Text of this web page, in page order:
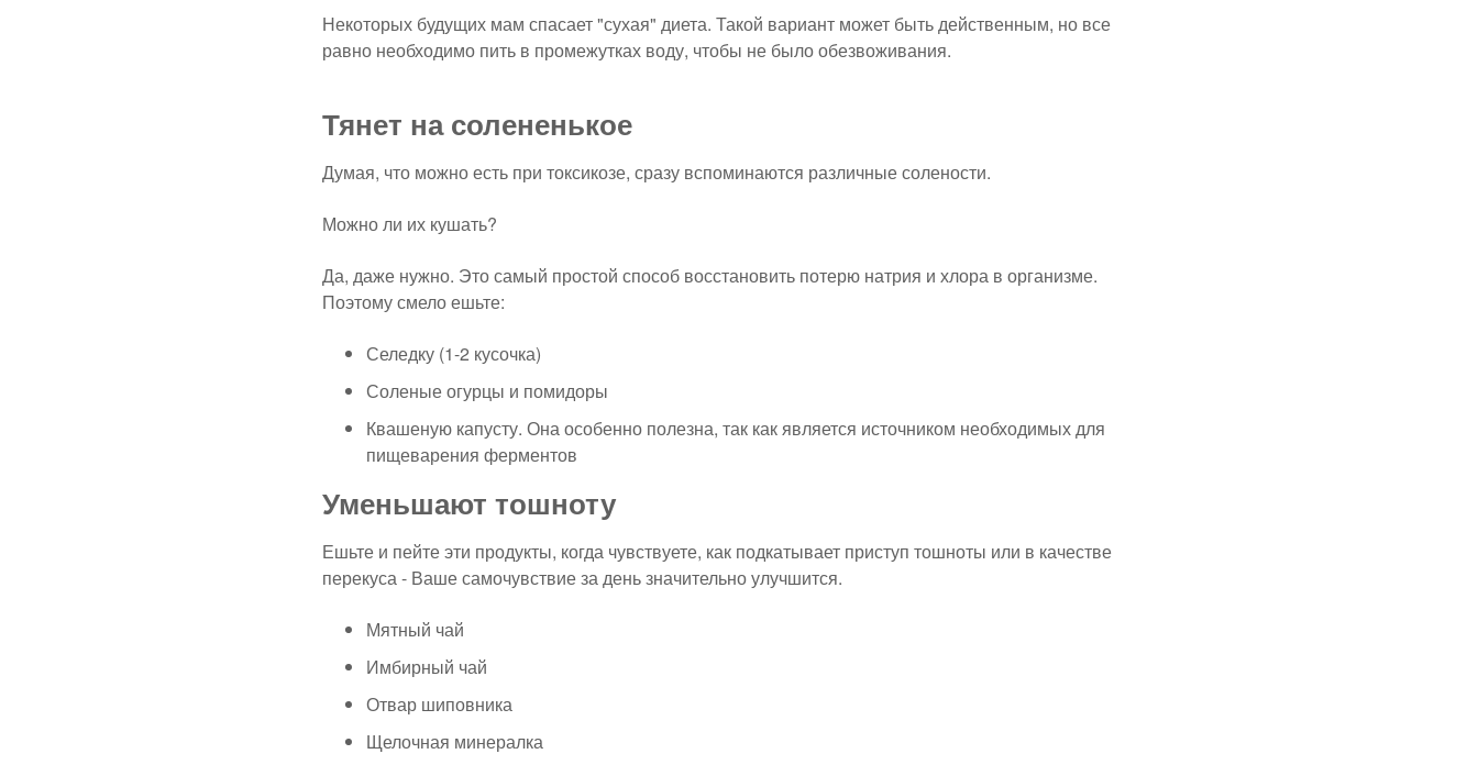
Некоторых будущих мам спасает "сухая" диета. Такой вариант может быть действенным, но все
равно необходимо пить в промежутках воду, чтобы не было обезвоживания.
Тянет на солененькое
Думая, что можно есть при токсикозе, сразу вспоминаются различные солености.
Можно ли их кушать?
Да, даже нужно. Это самый простой способ восстановить потерю натрия и хлора в организме.
Поэтому смело ешьте:
Селедку (1-2 кусочка)
Соленые огурцы и помидоры
Квашеную капусту. Она особенно полезна, так как является источником необходимых для
пищеварения ферментов
Уменьшают тошноту
Ешьте и пейте эти продукты, когда чувствуете, как подкатывает приступ тошноты или в качестве
перекуса - Ваше самочувствие за день значительно улучшится.
Мятный чай
Имбирный чай
Отвар шиповника
Щелочная минералка